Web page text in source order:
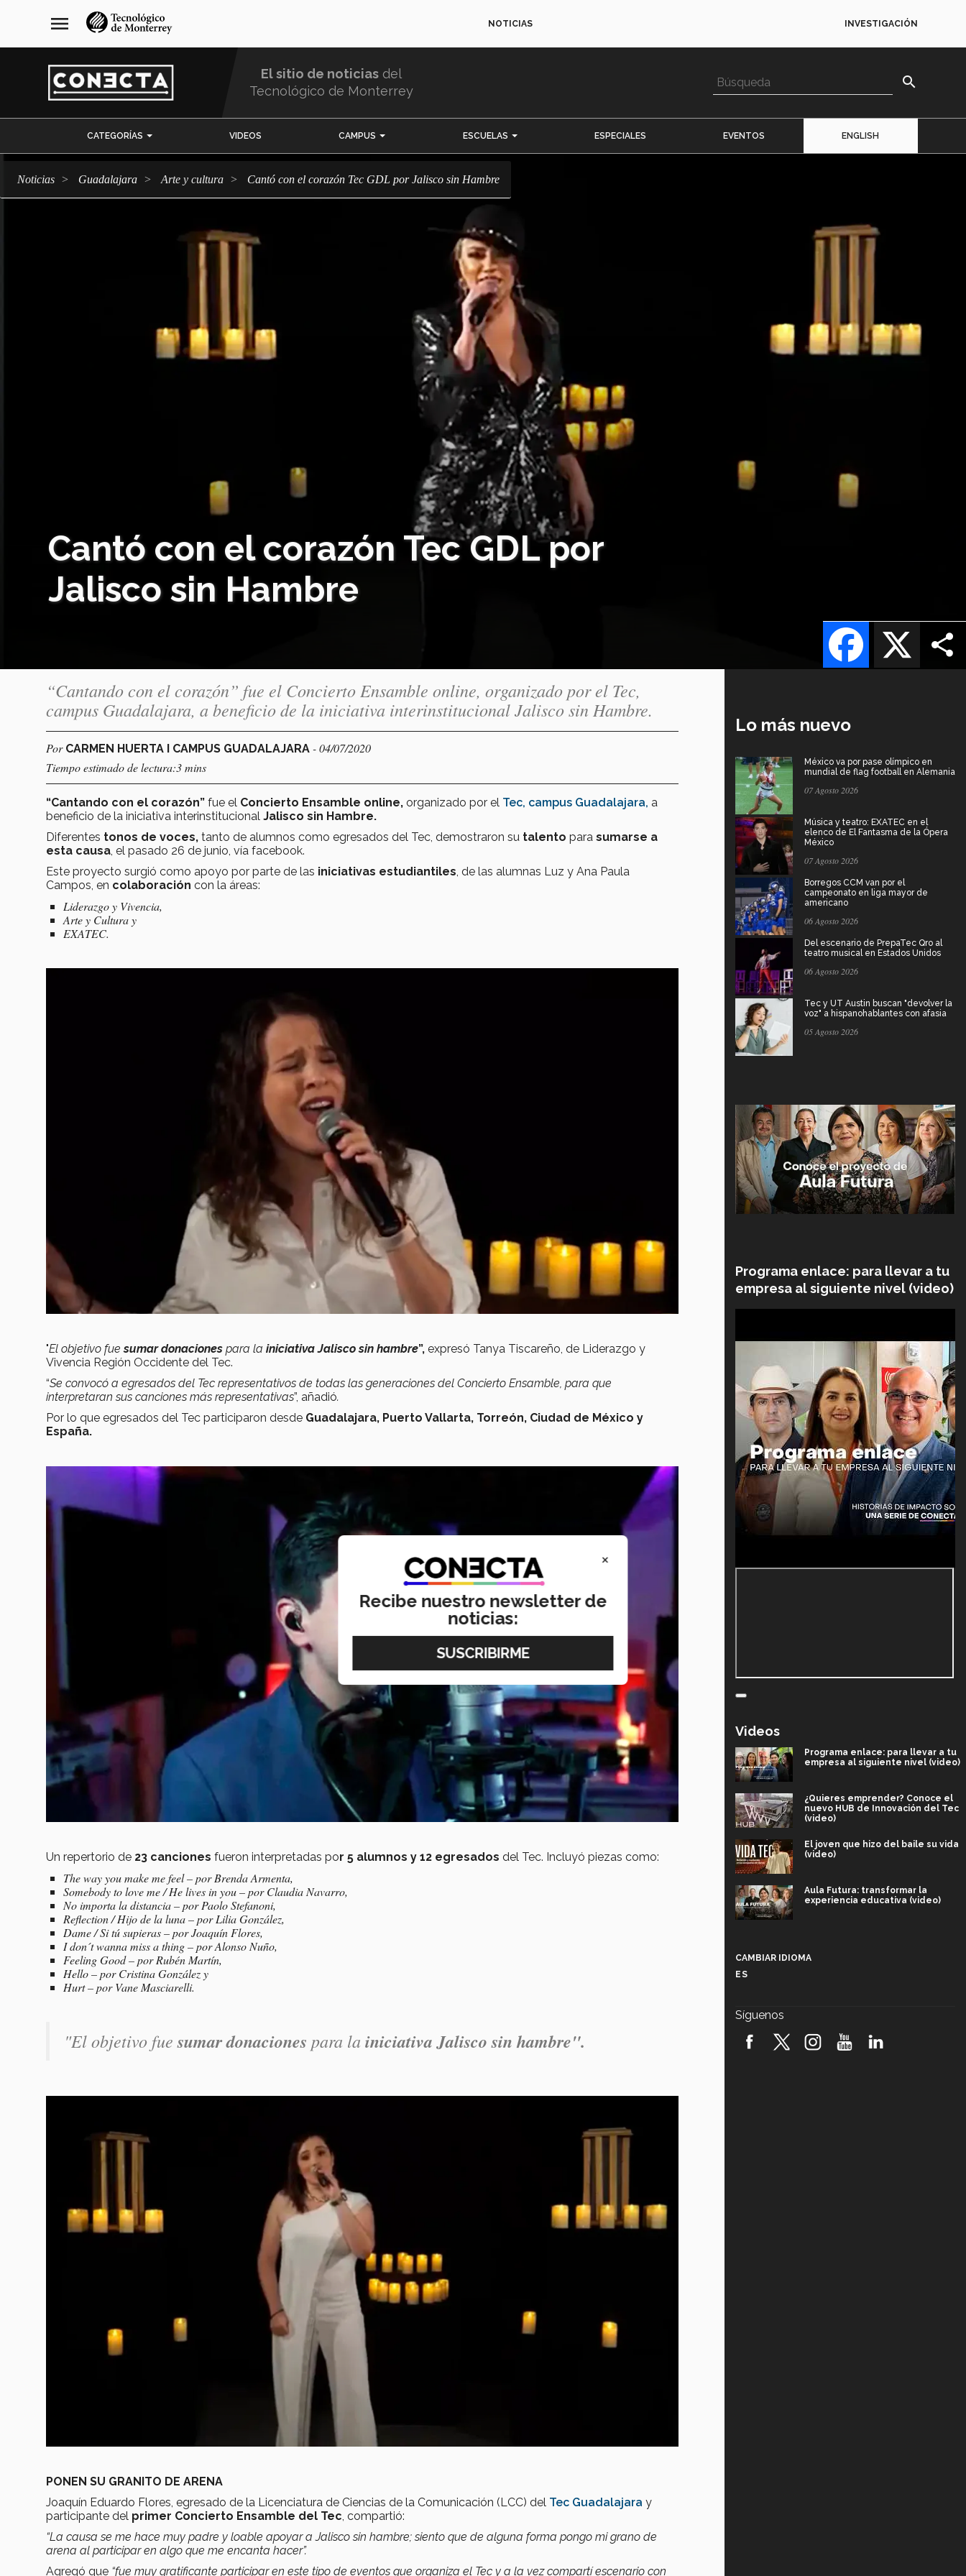
navegación
principal
menu NOTICIAS INVESTIGACIÓN
El sitio de noticias del
Tecnológico de Monterrey
search
CATEGORÍAS VIDEOS CAMPUS ESCUELAS ESPECIALES EVENTOS ENGLISH
Noticias Guadalajara arte y cultura Cantó con el corazón Tec GDL por Jalisco sin Hambre
Cantó con el corazón Tec GDL por
Jalisco sin Hambre
X
Facebook
“Cantando con el corazón” fue el Concierto Ensamble online, organizado por el Tec,
campus Guadalajara, a beneficio de la iniciativa interinstitucional Jalisco sin Hambre.
Por CARMEN HUERTA I CAMPUS GUADALAJARA - 04/07/2020
Tiempo estimado de lectura:3 mins
“Cantando con el corazón” fue el Concierto Ensamble online, organizado por el Tec, campus Guadalajara, a
beneficio de la iniciativa interinstitucional Jalisco sin Hambre.
Diferentes tonos de voces, tanto de alumnos como egresados del Tec, demostraron su talento para sumarse a
esta causa , el pasado 26 de junio, vía facebook.
Este proyecto surgió como apoyo por parte de las iniciativas estudiantiles , de las alumnas Luz y Ana Paula
Campos, en colaboración con la áreas:
Liderazgo y Vivencia,
Arte y Cultura y
EXATEC.
"El objetivo fuesumar donaciones para la iniciativa Jalisco sin hambre”, expresó Tanya Tiscareño, de Liderazgo y
Vivencia Región Occidente del Tec.
“Se convocó a egresados del Tec representativos de todas las generaciones del Concierto Ensamble, para que
interpretaran sus canciones más representativas”, añadió.
Por lo que egresados del Tec participaron desde Guadalajara, Puerto Vallarta, Torreón, Ciudad de México y
España.
Un repertorio de 23 canciones fueron interpretadas por 5 alumnos y 12 egresados del Tec. Incluyó piezas como:
The way you make me feel – por Brenda Armenta,
Somebody to love me / He lives in you – por Claudia Navarro,
No importa la distancia – por Paolo Stefanoni,
Reflection / Hijo de la luna – por Lilia González,
Dame / Si tú supieras – por Joaquín Flores,
I don´t wanna miss a thing – por Alonso Nuño,
Feeling Good – por Rubén Martín,
Hello – por Cristina González y
Hurt – por Vane Masciarelli.
"El objetivo fuesumar donaciones para lainiciativa Jalisco sin hambre".
PONEN SU GRANITO DE ARENA
Joaquín Eduardo Flores, egresado de la Licenciatura de Ciencias de la Comunicación (LCC) del Tec Guadalajara y
participante del primer Concierto Ensamble del Tec, compartió:
“La causa se me hace muy padre y loable apoyar a Jalisco sin hambre; siento que de alguna forma pongo mi grano de
arena al participar en algo que me encanta hacer”.
Agregó que “fue muy gratificante participar en este tipo de eventos que organiza el Tec y a la vez compartí escenario con
Lo más nuevo
México va por pase olímpico en
mundial de flag football en Alemania
07 Agosto 2026
Música y teatro: EXATEC en el
elenco de El Fantasma de la Ópera
México
07 Agosto 2026
Borregos CCM van por el
campeonato en liga mayor de
americano
06 Agosto 2026
Del escenario de PrepaTec Qro al
teatro musical en Estados Unidos
06 Agosto 2026
Tec y UT Austin buscan "devolver la
voz" a hispanohablantes con afasia
05 Agosto 2026
Programa enlace: para llevar a tu
empresa al siguiente nivel (video)
Videos
Programa enlace: para llevar a tu
empresa al siguiente nivel (video)
¿Quieres emprender? Conoce el
nuevo HUB de Innovación del Tec
(video)
El joven que hizo del baile su vida
(video)
Aula Futura: transformar la
experiencia educativa (video)
robótica FIRST 2026! (video)
CAMBIAR IDIOMA
ES
Síguenos
×
Recibe nuestro newsletter de
noticias: